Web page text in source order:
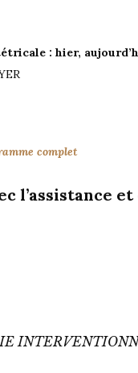
: hier,
complet
l’assistance